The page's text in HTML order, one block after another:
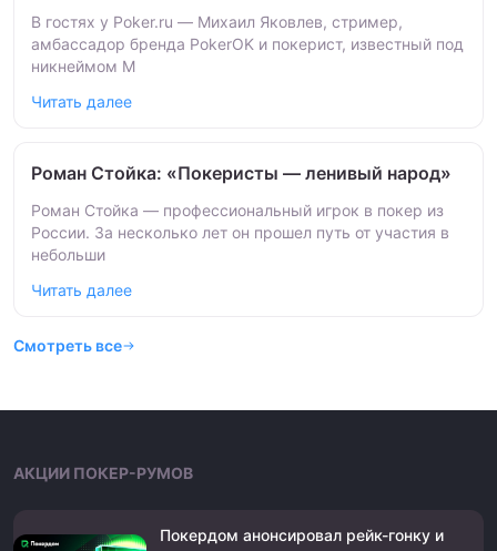
В гостях у Poker.ru — Михаил Яковлев, стример,
амбассадор бренда PokerOK и покерист, известный под
никнеймом M
Читать далее
Роман Стойка: «Покеристы — ленивый народ»
Роман Стойка — профессиональный игрок в покер из
России. За несколько лет он прошел путь от участия в
небольши
Читать далее
Смотреть все
АКЦИИ ПОКЕР-РУМОВ
Покердом анонсировал рейк-гонку и